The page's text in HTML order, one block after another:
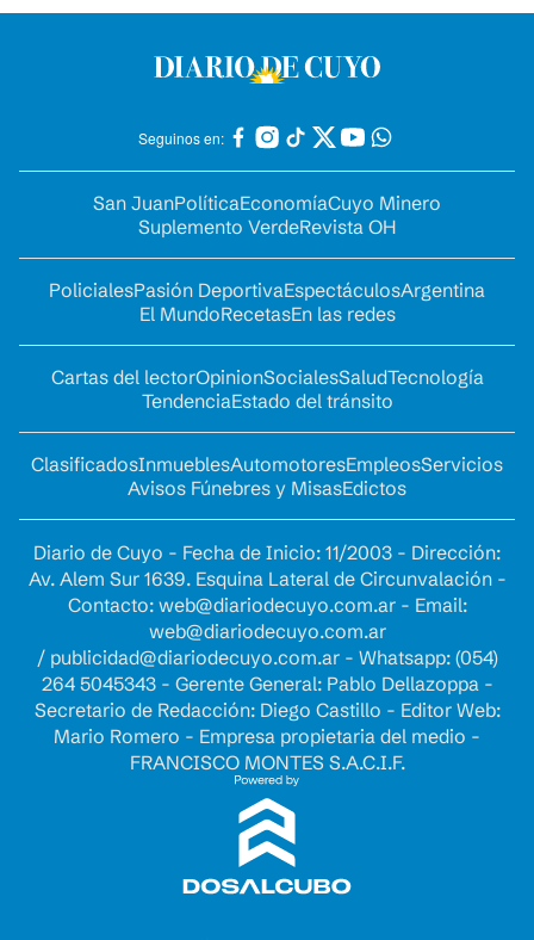
Seguinos en:
San JuanPolíticaEconomíaCuyo Minero
Suplemento VerdeRevista OH
PolicialesPasión DeportivaEspectáculosArgentina
El MundoRecetasEn las redes
Cartas del lectorOpinionSocialesSaludTecnología
TendenciaEstado del tránsito
ClasificadosInmueblesAutomotoresEmpleosServicios
Avisos Fúnebres y MisasEdictos
Diario de Cuyo - Fecha de Inicio: 11/2003 - Dirección:
Av. Alem Sur 1639. Esquina Lateral de Circunvalación -
Contacto: web@diariodecuyo.com.ar- Email:
web@diariodecuyo.com.ar
/ publicidad@diariodecuyo.com.ar- Whatsapp: (054)
264 5045343 - Gerente General: Pablo Dellazoppa -
Secretario de Redacción: Diego Castillo - Editor Web:
Mario Romero - Empresa propietaria del medio -
FRANCISCO MONTES S.A.C.I.F.